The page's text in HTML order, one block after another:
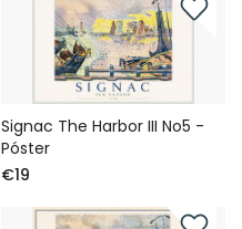
Signac The Harbor III No5 -
Póster
€19